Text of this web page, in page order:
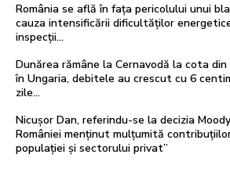
România se află în fața pericolului unui
cauza intensificării dificultăților
inspecții…
Dunărea rămâne la Cernavodă la cota
în Ungaria, debitele au crescut cu 6
zile...
Nicușor Dan, referindu-se la decizia
României menținut mulțumită
populației și sectorului privat”